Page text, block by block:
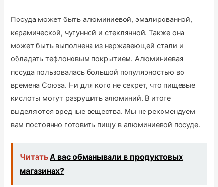
Посуда может быть алюминиевой, эмалированной,
керамической, чугунной и стеклянной. Также она
может быть выполнена из нержавеющей стали и
обладать тефлоновым покрытием. Алюминиевая
посуда пользовалась большой популярностью во
времена Союза. Ни для кого не секрет, что пищевые
кислоты могут разрушить алюминий. В итоге
выделяются вредные вещества. Мы не рекомендуем
вам постоянно готовить пищу в алюминиевой посуде.
ЧитатьА вас обманывали в продуктовых
магазинах?